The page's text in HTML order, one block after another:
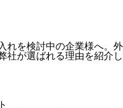
れを検討中の企業様へ。外
社が選ばれる理由を紹介し